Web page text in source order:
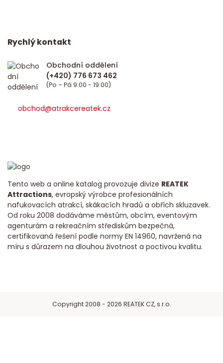
Tento web a online katalog provozuje divize REATEK
Attractions, evropský výrobce profesionálních
nafukovacích atrakcí, skákacích hradů a obřích skluzavek.
Od roku 2008 dodáváme městům, obcím, eventovým
agenturám a rekreačním střediskům bezpečná,
certifikovaná řešení podle normy EN 14960, navržená na
míru s důrazem na dlouhou životnost a poctivou kvalitu.
Rychlý kontakt
Obchodní oddělení
(Po – Pá 9:00 - 19:00)
obchod@atrakcereatek.cz
Copyright 2008 - 2026 REATEK CZ, s.r.o.